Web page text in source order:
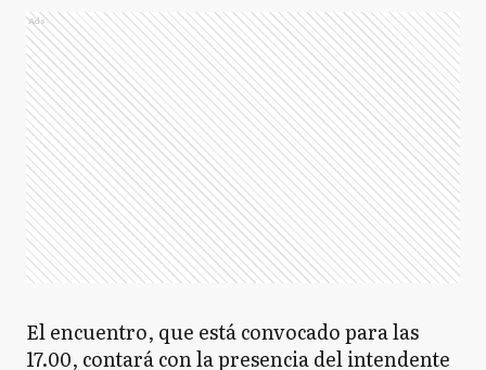
Ads
El encuentro, que está convocado para las
17.00, contará con la presencia del intendente